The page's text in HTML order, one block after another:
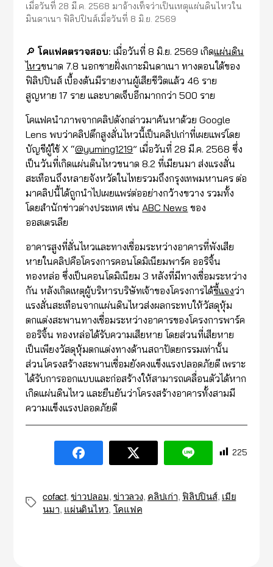
เมื่อวันที่ 28 มี.ค. 2568 มาอ้างเท็จว่าเป็นเหตุแผ่นดินไหวใน
มินดาเนา ฟิลิปปินส์เมื่อวันที่ 8 มิ.ย. 2569
🔎โคแฟคตรวจสอบ: เมื่อวันที่ 8 มิ.ย. 2569 เกิดแผ่นดิน
ไหวขนาด 7.8 นอกชายฝั่งเกาะมินดาเนา ทางตอนใต้ของ
ฟิลิปปินส์ เบื้องต้นมีรายงานผู้เสียชีวิตแล้ว 46 ราย
สูญหาย 17 ราย และบาดเจ็บอีกมากกว่า 500 ราย
โคแฟคนำภาพจากคลิปดังกล่าวมาค้นหาด้วย Google
Lens พบว่าคลิปตึกสูงสั่นไหวนี้เป็นคลิปเก่าที่เผยแพร่โดย
บัญชีผู้ใช้ X “@yuming1219” เมื่อวันที่ 28 มี.ค. 2568 ซึ่ง
เป็นวันที่เกิดแผ่นดินไหวขนาด 8.2 ที่เมียนมา ส่งแรงสั่น
สะเทือนถึงหลายจังหวัดในไทยรวมถึงกรุงเทพมหานคร ต่อ
มาคลิปนี้ได้ถูกนำไปเผยแพร่ต่ออย่างกว้างขวาง รวมทั้ง
โดยสำนักข่าวต่างประเทศ เช่นABC News ของ
ออสเตรเลีย
อาคารสูงที่สั่นไหวและทางเชื่อมระหว่างอาคารที่พังเสีย
หายในคลิปคือโครงการคอนโดมิเนียมพาร์ค ออริจิ้น
ทองหล่อ ซึ่งเป็นคอนโดมิเนียม 3 หลังที่มีทางเชื่อมระหว่าง
กัน หลังเกิดเหตุผู้บริหารบริษัทเจ้าของโครงการได้ชี้แจงว่า
แรงสั่นสะเทือนจากแผ่นดินไหวส่งผลกระทบให้วัสดุหุ้ม
ตกแต่งสะพานทางเชื่อมระหว่างอาคารของโครงการพาร์ค
ออริจิ้น ทองหล่อได้รับความเสียหาย โดยส่วนที่เสียหาย
เป็นเพียงวัสดุหุ้มตกแต่งทางด้านสถาปัตยกรรมเท่านั้น
ส่วนโครงสร้างสะพานเชื่อมยังคงแข็งแรงปลอดภัยดี เพราะ
ได้รับการออกแบบและก่อสร้างให้สามารถเคลื่อนตัวได้หาก
เกิดแผ่นดินไหว และยืนยันว่าโครงสร้างอาคารทั้งสามมี
ความแข็งแรงปลอดภัยดี
225
Tags
cofact,ข่าวปลอม,ข่าวลวง, คลิปเก่า, ฟิลิปปินส์, เมีย
นมา, แผ่นดินไหว, โคแฟค